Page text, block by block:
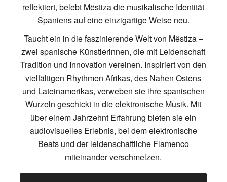
reflektiert, belebt Mëstiza die musikalische Identität
Spaniens auf eine einzigartige Weise neu.
Taucht ein in die faszinierende Welt von Mëstiza –
zwei spanische Künstlerinnen, die mit Leidenschaft
Tradition und Innovation vereinen. Inspiriert von den
vielfältigen Rhythmen Afrikas, des Nahen Ostens
und Lateinamerikas, verweben sie ihre spanischen
Wurzeln geschickt in die elektronische Musik. Mit
über einem Jahrzehnt Erfahrung bieten sie ein
audiovisuelles Erlebnis, bei dem elektronische
Beats und der leidenschaftliche Flamenco
miteinander verschmelzen.